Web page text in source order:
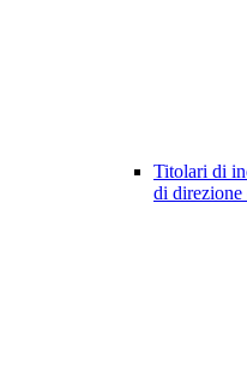
Titolari di
di